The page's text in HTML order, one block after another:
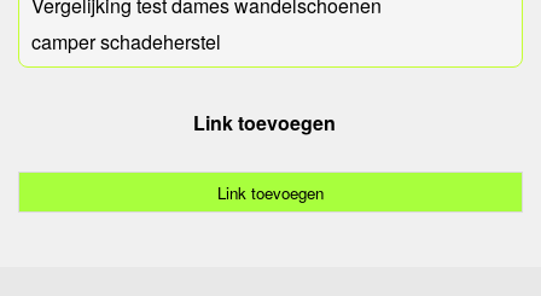
camper schadeherstel
Link toevoegen
Link toevoegen